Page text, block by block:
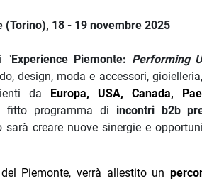
(Torino), 18 - 19 novembre 2025
"Experience Piemonte: Performing
design, moda e accessori,
da
Europa, USA, Canada,
fitto programma di incontri b2b
creare nuove sinergie e
Piemonte, verrà allestito un